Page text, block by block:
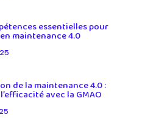
essentielles pour
maintenance 4.0
de la maintenance 4.0 :
avec la GMAO